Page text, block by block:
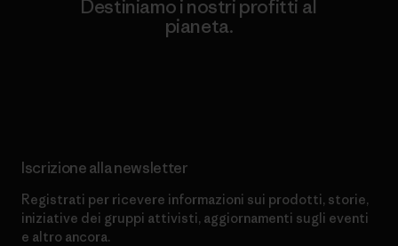
Destiniamo i nostri profitti al
pianeta.
Iscrizione alla newsletter
Registrati per ricevere informazioni sui prodotti, storie,
iniziative dei gruppi attivisti, aggiornamenti sugli eventi
e altro ancora.